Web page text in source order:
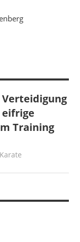
eifrige
Training
Karate